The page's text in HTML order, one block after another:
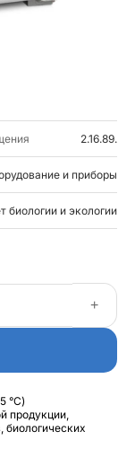
2.16.89.
и приборы
биологии и экологии
+
°C)
продукции,
биологических